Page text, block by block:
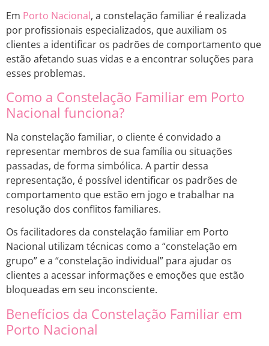
Em Porto Nacional, a constelação familiar é realizada
por profissionais especializados, que auxiliam os
clientes a identificar os padrões de comportamento que
estão afetando suas vidas e a encontrar soluções para
esses problemas.
Como a Constelação Familiar em Porto
Nacional funciona?
Na constelação familiar, o cliente é convidado a
representar membros de sua família ou situações
passadas, de forma simbólica. A partir dessa
representação, é possível identificar os padrões de
comportamento que estão em jogo e trabalhar na
resolução dos conflitos familiares.
Os facilitadores da constelação familiar em Porto
Nacional utilizam técnicas como a “constelação em
grupo” e a “constelação individual” para ajudar os
clientes a acessar informações e emoções que estão
bloqueadas em seu inconsciente.
Benefícios da Constelação Familiar em
Porto Nacional